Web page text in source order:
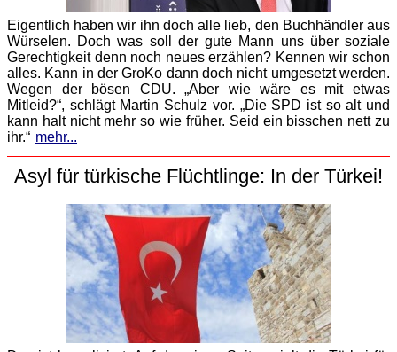
Eigentlich haben wir ihn doch alle lieb, den Buchhändler aus
Würselen. Doch was soll der gute Mann uns über soziale
Gerechtigkeit denn noch neues erzählen? Kennen wir schon
alles. Kann in der GroKo dann doch nicht umgesetzt werden.
Wegen der bösen CDU. „Aber wie wäre es mit etwas
Mitleid?“, schlägt Martin Schulz vor. „Die SPD ist so alt und
kann halt nicht mehr so wie früher. Seid ein bisschen nett zu
ihr.“ mehr...
Asyl für türkische Flüchtlinge: In der Türkei!